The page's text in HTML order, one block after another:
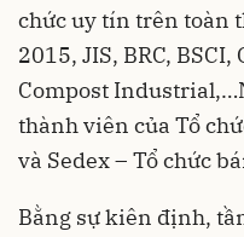
chức uy tín trên toàn
2015, JIS, BRC,
Compost
thành viên của Tổ
và Sedex – Tổ chức
Bằng sự kiên định,